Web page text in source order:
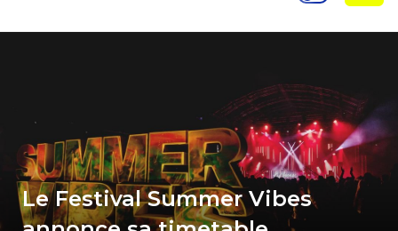
Le Festival Summer Vibes